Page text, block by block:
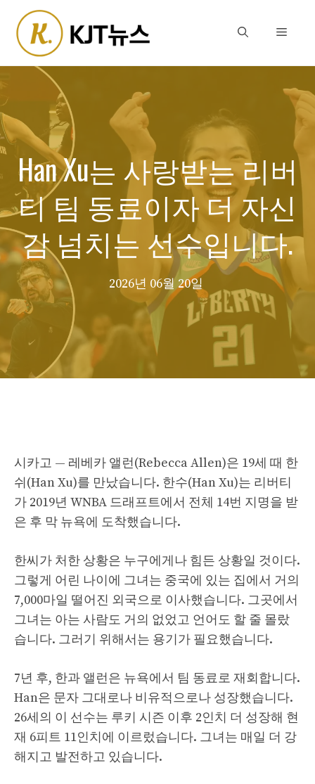
content
Menu
Han Xu는 사랑받는 리버
티 팀 동료이자 더 자신
감 넘치는 선수입니다.
2026년 06월 20일
시카고 — 레베카 앨런(Rebecca Allen)은 19세 때 한
쉬(Han Xu)를 만났습니다. 한수(Han Xu)는 리버티
가 2019년 WNBA 드래프트에서 전체 14번 지명을 받
은 후 막 뉴욕에 도착했습니다.
한씨가 처한 상황은 누구에게나 힘든 상황일 것이다.
그렇게 어린 나이에 그녀는 중국에 있는 집에서 거의
7,000마일 떨어진 외국으로 이사했습니다. 그곳에서
그녀는 아는 사람도 거의 없었고 언어도 할 줄 몰랐
습니다. 그러기 위해서는 용기가 필요했습니다.
7년 후, 한과 앨런은 뉴욕에서 팀 동료로 재회합니다.
Han은 문자 그대로나 비유적으로나 성장했습니다.
26세의 이 선수는 루키 시즌 이후 2인치 더 성장해 현
재 6피트 11인치에 이르렀습니다. 그녀는 매일 더 강
해지고 발전하고 있습니다.